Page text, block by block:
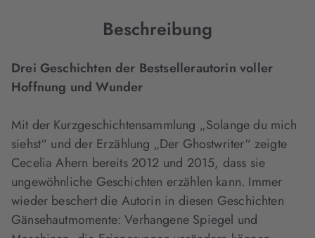
Beschreibung
Drei Geschichten der Bestsellerautorin voller
Hoffnung und Wunder
Mit der Kurzgeschichtensammlung „Solange du mich
siehst“ und der Erzählung „Der Ghostwriter“ zeigte
Cecelia Ahern bereits 2012 und 2015, dass sie
ungewöhnliche Geschichten erzählen kann. Immer
wieder beschert die Autorin in diesen Geschichten
Gänsehautmomente: Verhangene Spiegel und